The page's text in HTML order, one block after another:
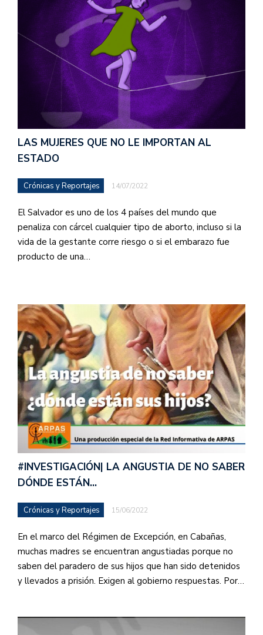
LAS MUJERES QUE NO LE IMPORTAN AL
ESTADO
Crónicas y Reportajes 14/07/2022
El Salvador es uno de los 4 países del mundo que
penaliza con cárcel cualquier tipo de aborto, incluso si la
vida de la gestante corre riesgo o si el embarazo fue
producto de una…
#INVESTIGACIÓN| LA ANGUSTIA DE NO SABER
DÓNDE ESTÁN…
Crónicas y Reportajes 15/06/2022
En el marco del Régimen de Excepción, en Cabañas,
muchas madres se encuentran angustiadas porque no
saben del paradero de sus hijos que han sido detenidos
y llevados a prisión. Exigen al gobierno respuestas. Por…